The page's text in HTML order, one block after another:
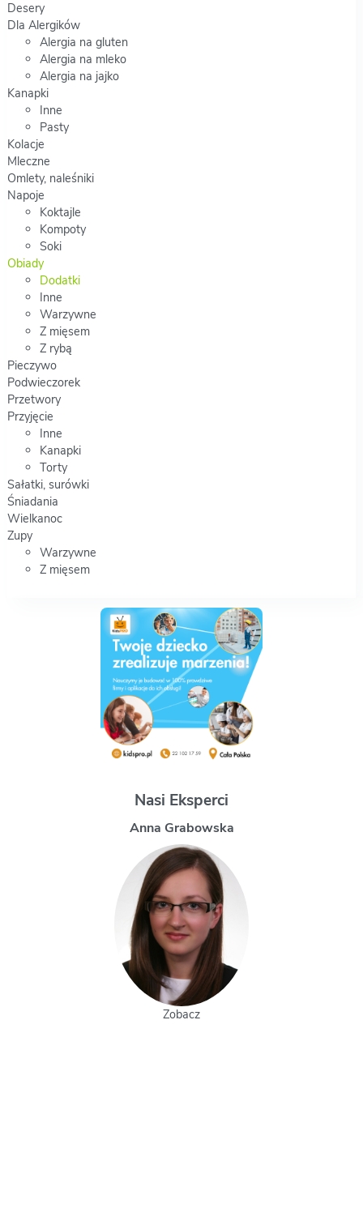
Desery
Dla Alergików
Alergia na gluten
Alergia na mleko
Alergia na jajko
Kanapki
Inne
Pasty
Kolacje
Mleczne
Omlety, naleśniki
Napoje
Koktajle
Kompoty
Soki
Obiady
Dodatki
Inne
Warzywne
Z mięsem
Z rybą
Pieczywo
Podwieczorek
Przetwory
Przyjęcie
Inne
Kanapki
Torty
Sałatki, surówki
Śniadania
Wielkanoc
Zupy
Warzywne
Z mięsem
Nasi Eksperci
Anna Grabowska
Zobacz